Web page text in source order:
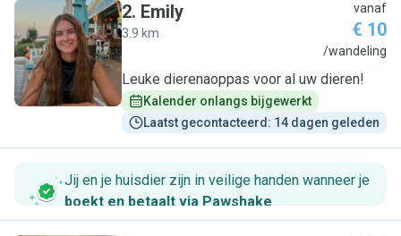
E
2. Emily
3.9 km
vanaf
€ 10
/wandeling
Leuke dierenaoppas voor al uw dieren!
Kalender onlangs bijgewerkt
Laatst gecontacteerd: 14 dagen geleden
Jij en je huisdier zijn in veilige handen wanneer je
boekt en betaalt via Pawshake.